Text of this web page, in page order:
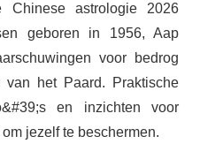
Chinese astrologie 2026
geboren in 1956, Aap
voor bedrog
het Paard. Praktische
en inzichten voor
jezelf te beschermen.